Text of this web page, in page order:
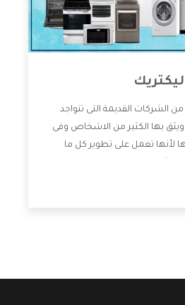
الشركات القديمة التى تتواجد
بها الكثير من الاشخاص وفى
لأنها تعمل على تطوير كل ما
مع المنتجات وتقدم للعملاء